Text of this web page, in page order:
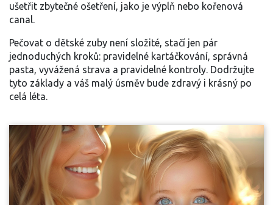
ušetřit zbytečné ošetření, jako je výplň nebo kořenová
canal.
Pečovat o dětské zuby není složité, stačí jen pár
jednoduchých kroků: pravidelné kartáčkování, správná
pasta, vyvážená strava a pravidelné kontroly. Dodržujte
tyto základy a váš malý úsměv bude zdravý i krásný po
celá léta.